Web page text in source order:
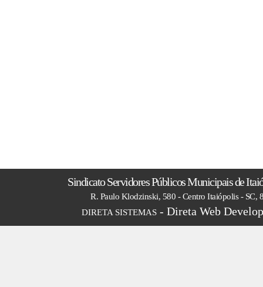
Sindicato Servidores Públicos Municipais de
R. Paulo Klodzinski, 580 - Centro Itaiópolis - SC,
DIRETA SISTEMAS- Direta Web